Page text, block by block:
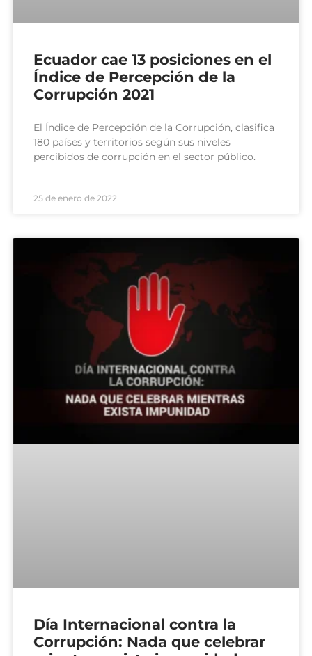
Ecuador cae 13 posiciones en el
Índice de Percepción de la
Corrupción 2021
El Índice de Percepción de la Corrupción, clasifica
180 países y territorios según sus niveles
percibidos de corrupción en el sector público.
25 de enero de 2022
Día Internacional contra la
Corrupción: Nada que celebrar